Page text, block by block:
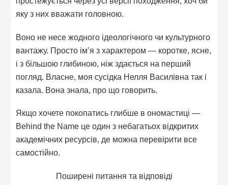
яку з них вважати головною.
Воно не несе жодного ідеологічного чи культурного
вантажу. Просто ім’я з характером — коротке, ясне,
і з більшою глибиною, ніж здається на перший
погляд. Власне, моя сусідка Нелля Василівна так і
казала. Вона знала, про що говорить.
Якщо хочете покопатись глибше в ономастиці —
Behind the Name це один з небагатьох відкритих
академічних ресурсів, де можна перевірити все
самостійно.
Поширені питання та відповіді